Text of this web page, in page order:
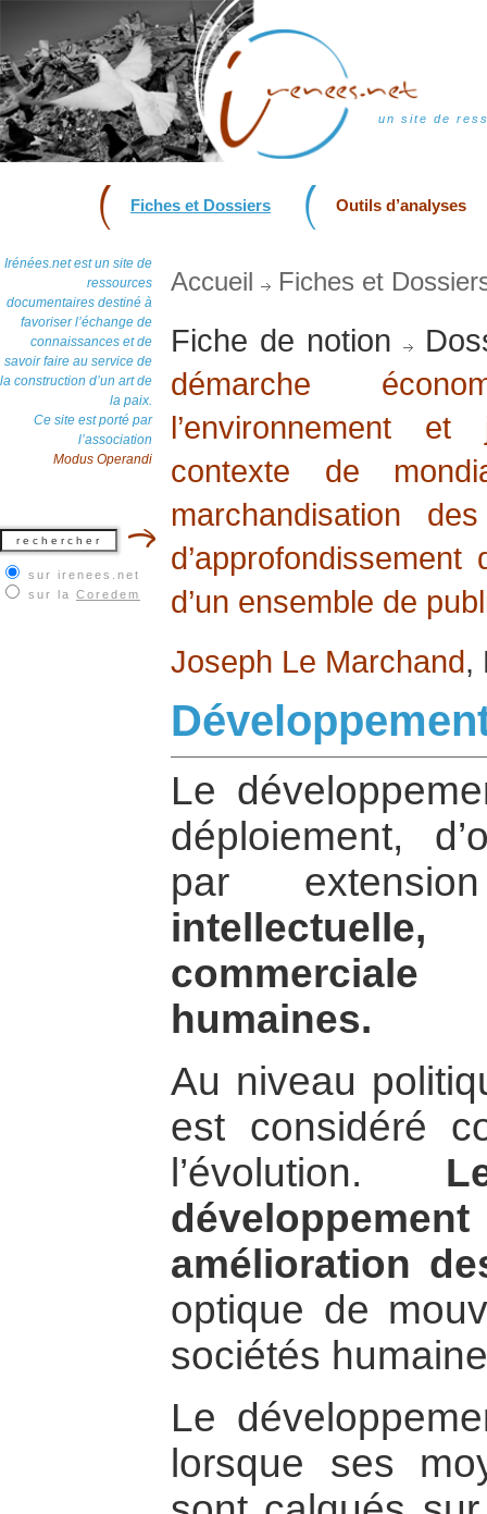
un site de
Fiches et Dossiers Outils d’analyses
Irénées.net est un site de
ressources
documentaires destiné à
favoriser l’échange de
connaissances et de
savoir faire au service de
la construction d’un art de
la paix.
Ce site est porté par
l’association
Modus Operandi
sur irenees.net
sur la Coredem
Accueil Fiches et
Fiche de notion
démarche
l’environnement
contexte de
marchandisation
d’un ensemble de
Joseph Le Marchand,
Le
déploiement,
par
humaines.
Au niveau
est considéré
l’évolution.
amélioration
optique de
sociétés
Le
lorsque ses